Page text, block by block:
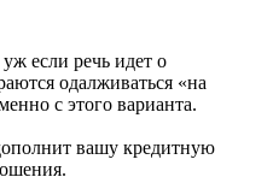
если речь идет о
одалживаться «на
с этого варианта.
вашу кредитную